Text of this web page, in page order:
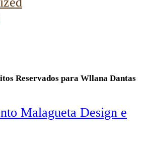
Reservados para Wllana Dantas
Malagueta Design e